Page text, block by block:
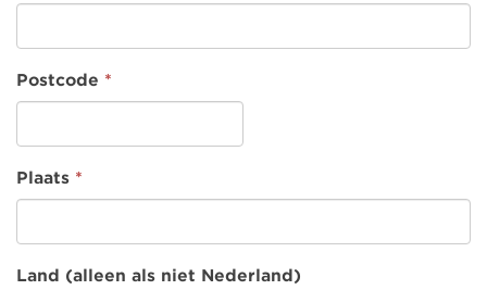
Postcode *
Plaats *
Land (alleen als niet Nederland)